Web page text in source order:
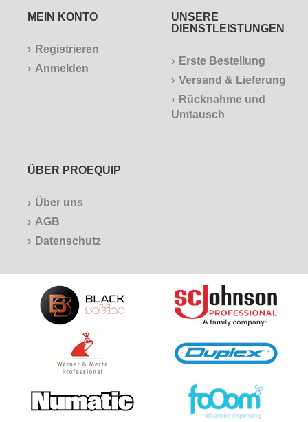
MEIN KONTO
Registrieren
Anmelden
UNSERE
DIENSTLEISTUNGEN
Erste Bestellung
Versand & Lieferung
Rücknahme und
Umtausch
ÜBER PROEQUIP
Über uns
AGB
Datenschutz